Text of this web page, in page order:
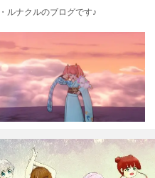
ルナクルのブログです♪